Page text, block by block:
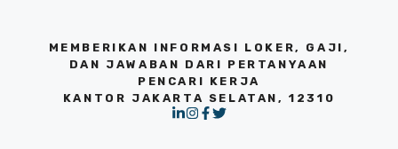
MEMBERIKAN INFORMASI LOKER, GAJI,
DAN JAWABAN DARI PERTANYAAN
PENCARI KERJA
KANTOR JAKARTA SELATAN, 12310